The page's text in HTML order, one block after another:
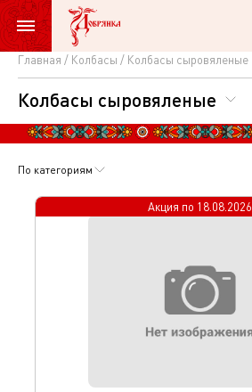
Главная Колбасы Колбасы сыровяленые
Колбасы
сыровяленые
Колбасы сыровяленые
По категориям
Акция по 18.08.2026